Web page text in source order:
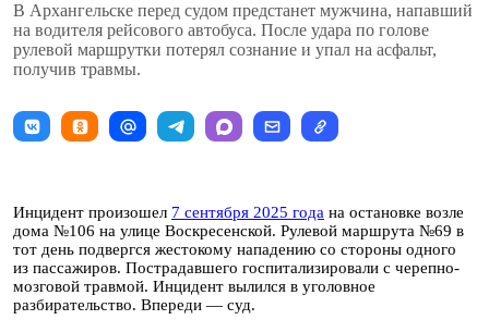
В Архангельске перед судом предстанет мужчина, напавший
на водителя рейсового автобуса. После удара по голове
рулевой маршрутки потерял сознание и упал на асфальт,
получив травмы.
Инцидент произошел 7 сентября 2025 года на остановке возле
дома №106 на улице Воскресенской. Рулевой маршрута №69 в
тот день подвергся жестокому нападению со стороны одного
из пассажиров. Пострадавшего госпитализировали с черепно-
мозговой травмой. Инцидент вылился в уголовное
разбирательство. Впереди — суд.